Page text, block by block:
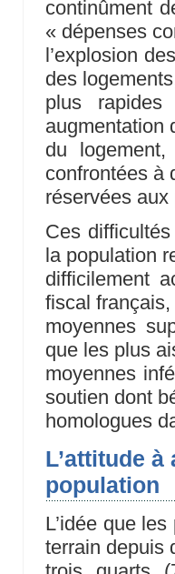
continûment
« dépenses
l’explosion
des
plus rapides
augmentation
du logement,
confrontées à
réservées
Ces
la population
difficilement
fiscal
moyennes
que les plus
moyennes
soutien dont
homologues
L’attitude
population
L’idée que
terrain depuis